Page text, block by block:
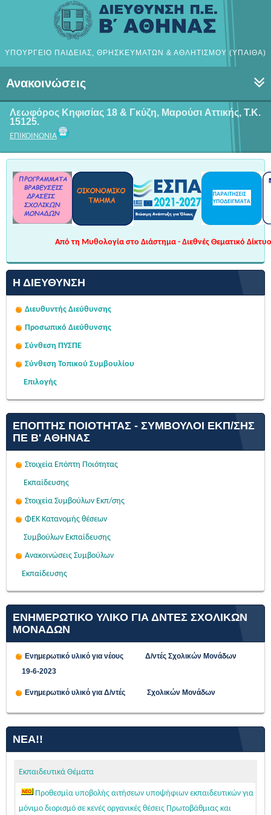
ΥΠΟΥΡΓΕΙΟ ΠΑΙΔΕΙΑΣ, ΘΡΗΣΚΕΥΜΑΤΩΝ & ΑΘΛΗΤΙΣΜΟΥ (ΥΠΑΙΘΑ)
Ανακοινώσεις
Λεωφόρος Κηφισίας 18 & Γκύζη, Μαρούσι Αττικής, Τ.Κ.
15125.
ΕΠΙΚΟΙΝΩΝΙΑ
Από τη Μυθολογία στο Διάστημα - Διεθνές Θεματικό
Η ΔΙΕΎΘΥΝΣΗ
Διευθυντής Διεύθυνσης
Προσωπικό Διεύθυνσης
Σύνθεση ΠΥΣΠΕ
Σύνθεση Τοπικού Συμβουλίου
Επιλογής
ΕΠΌΠΤΗΣ ΠΟΙΌΤΗΤΑΣ - ΣΎΜΒΟΥΛΟΙ ΕΚΠ/ΣΗΣ
ΠΕ Β' ΑΘΉΝΑΣ
Στοιχεία Επόπτη Ποιότητας
Εκπαίδευσης
Στοιχεία Συμβούλων Εκπ/σης
ΦΕΚ Κατανομής θέσεων
Συμβούλων Εκπαίδευσης
Ανακοινώσεις Συμβούλων
Εκπαίδευσης
ΕΝΗΜΕΡΩΤΙΚΟ ΥΛΙΚΟ ΓΙΑ ΔΝΤΕΣ ΣΧΟΛΙΚΩΝ
ΜΟΝΑΔΩΝ
Ενημερωτικό υλικό για νέους Δ/ντές Σχολικών Μονάδων
19-6-2023
Ενημερωτικό υλικό για Δ/ντές Σχολικών Μονάδων
ΝΈΑ!!
Εκπαιδευτικά Θέματα
Προθεσμία υποβολής αιτήσεων υποψήφιων εκπαιδευτικών για
μόνιμο διορισμό σε κενές οργανικές θέσεις Πρωτοβάθμιας και